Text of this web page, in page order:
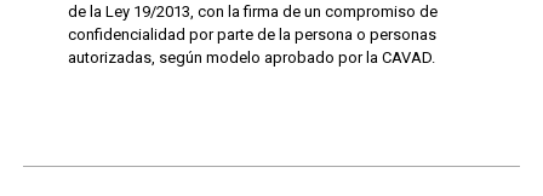
de la Ley 19/2013, con la firma de un compromiso de
confidencialidad por parte de la persona o personas
autorizadas, según modelo aprobado por la CAVAD.